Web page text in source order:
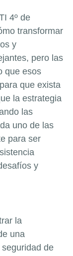
4º de
transformar
y
pero las
que esos
que exista
la estrategia
las
uno de las
para ser
y
la
una
de